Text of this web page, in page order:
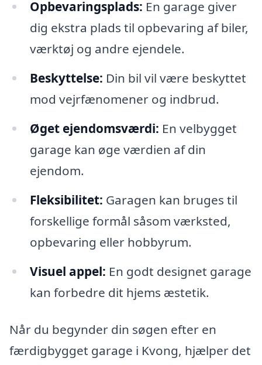
Opbevaringsplads: En garage giver
dig ekstra plads til opbevaring af biler,
værktøj og andre ejendele.
Beskyttelse: Din bil vil være beskyttet
mod vejrfænomener og indbrud.
Øget ejendomsværdi: En velbygget
garage kan øge værdien af din
ejendom.
Fleksibilitet: Garagen kan bruges til
forskellige formål såsom værksted,
opbevaring eller hobbyrum.
Visuel appel: En godt designet garage
kan forbedre dit hjems æstetik.
Når du begynder din søgen efter en
færdigbygget garage i Kvong, hjælper det